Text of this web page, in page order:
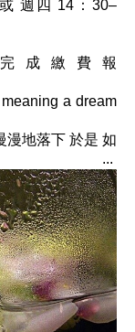
週四 14：30–
成繳費報
a dream
漫地落下 於是 如
...